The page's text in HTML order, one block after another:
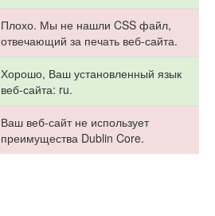
Плохо. Мы не нашли CSS файл,
отвечающий за печать веб-сайта.
Хорошо, Ваш установленный язык
веб-сайта: ru.
Ваш веб-сайт не использует
преимущества Dublin Core.